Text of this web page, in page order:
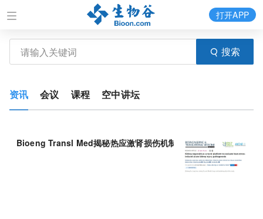
搜索
打开APP
资讯 会议 课程 空中讲坛
Bioeng Transl Med揭秘热应激肾损伤机制，TIMP-2*IGFBP7成